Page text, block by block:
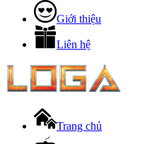
Giới thiệu
Liên hệ
Trang chủ